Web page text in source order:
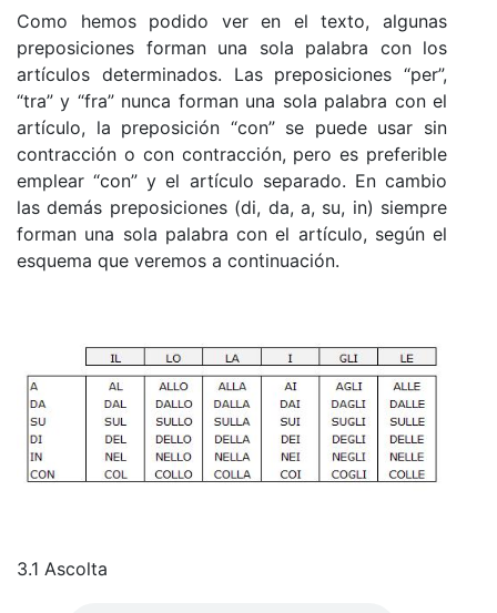
Como hemos podido ver en el texto, algunas
preposiciones forman una sola palabra con los
artículos determinados. Las preposiciones “per”,
“tra” y “fra” nunca forman una sola palabra con el
artículo, la preposición “con” se puede usar sin
contracción o con contracción, pero es preferible
emplear “con” y el artículo separado. En cambio
las demás preposiciones (di, da, a, su, in) siempre
forman una sola palabra con el artículo, según el
esquema que veremos a continuación.
3.1 Ascolta